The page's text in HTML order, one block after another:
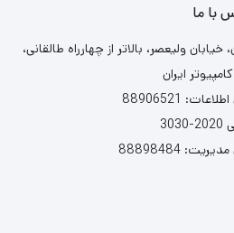
با ما
خیابان ولیعصر، بالاتر از چهارراه طالقانی،
ایران
88906521
88898484